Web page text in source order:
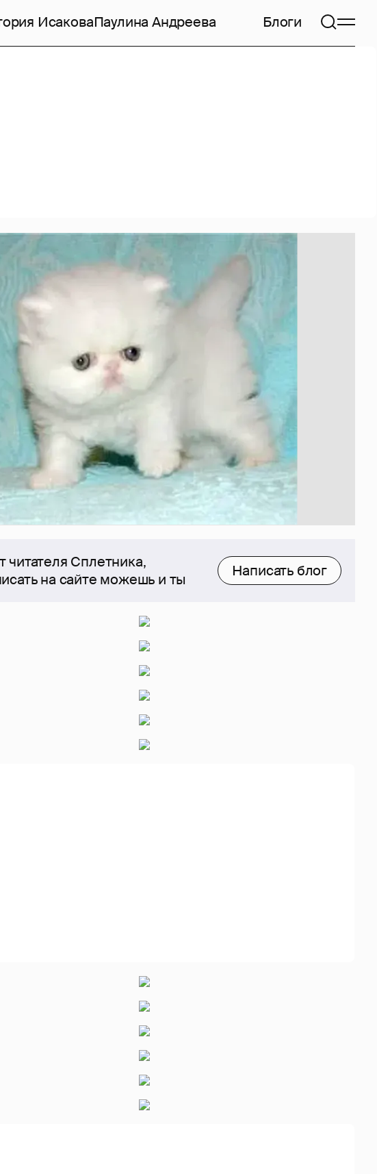
ИсаковаПаулина Андреева Блоги
читателя Сплетника,
на сайте можешь и ты
Написать блог